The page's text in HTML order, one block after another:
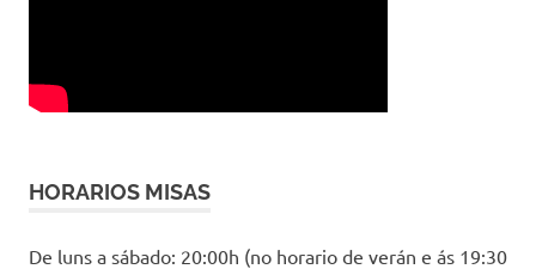
HORARIOS MISAS
De luns a sábado: 20:00h (no horario de verán e ás 19:30